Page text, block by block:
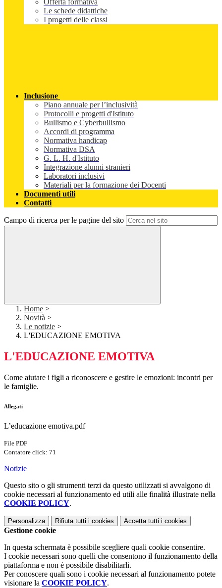
Offerta formativa
Le schede didattiche
I progetti delle classi
Inclusione
Piano annuale per l’inclusività
Protocolli e progetti d'Istituto
Bullismo e Cyberbullismo
Accordi di programma
Normativa handicap
Normativa DSA
G. L. H. d'Istituto
Integrazione alunni stranieri
Laboratori inclusivi
Materiali per la formazione dei Docenti
Documenti utili
Contatti
Campo di ricerca per le pagine del sito
Home >
Novità >
Le notizie >
L'EDUCAZIONE EMOTIVA
L'EDUCAZIONE EMOTIVA
Come aiutare i figli a riconoscere e gestire le emozioni: incontri per
le famiglie.
Allegati
L’educazione emotiva.pdf
File PDF
Contatore click: 71
Notizie
Questo sito o gli strumenti terzi da questo utilizzati si avvalgono di
cookie necessari al funzionamento ed utili alle finalità illustrate nella
COOKIE POLICY.
Personalizza Rifiuta tutti i cookies Accetta tutti i cookies
Gestione cookie
In questa schermata è possibile scegliere quali cookie consentire.
I cookie necessari sono quelli che consentono il funzionamento della
piattaforma e non è possibile disabilitarli.
Per conoscere quali sono i cookie necessari al funzionamento potete
visionare la COOKIE POLICY.